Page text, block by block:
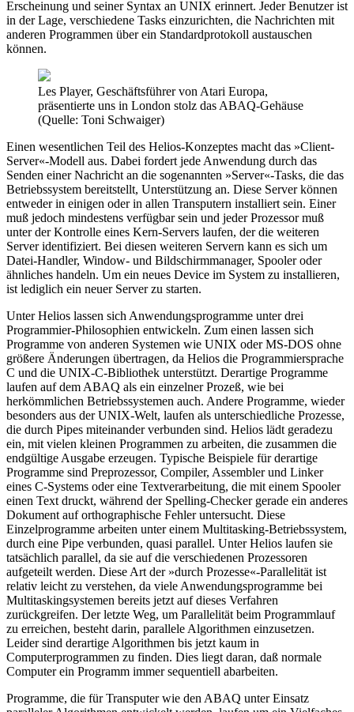
Erscheinung und seiner Syntax an UNIX erinnert. Jeder Benutzer ist
in der Lage, verschiedene Tasks einzurichten, die Nachrichten mit
anderen Programmen über ein Standardprotokoll austauschen
können.
Les Player, Geschäftsführer von Atari Europa,
präsentierte uns in London stolz das ABAQ-Gehäuse
(Quelle: Toni Schwaiger)
Einen wesentlichen Teil des Helios-Konzeptes macht das »Client-
Server«-Modell aus. Dabei fordert jede Anwendung durch das
Senden einer Nachricht an die sogenannten »Server«-Tasks, die das
Betriebssystem bereitstellt, Unterstützung an. Diese Server können
entweder in einigen oder in allen Transputern installiert sein. Einer
muß jedoch mindestens verfügbar sein und jeder Prozessor muß
unter der Kontrolle eines Kern-Servers laufen, der die weiteren
Server identifiziert. Bei diesen weiteren Servern kann es sich um
Datei-Handler, Window- und Bildschirmmanager, Spooler oder
ähnliches handeln. Um ein neues Device im System zu installieren,
ist lediglich ein neuer Server zu starten.
Unter Helios lassen sich Anwendungsprogramme unter drei
Programmier-Philosophien entwickeln. Zum einen lassen sich
Programme von anderen Systemen wie UNIX oder MS-DOS ohne
größere Änderungen übertragen, da Helios die Programmiersprache
C und die UNIX-C-Bibliothek unterstützt. Derartige Programme
laufen auf dem ABAQ als ein einzelner Prozeß, wie bei
herkömmlichen Betriebssystemen auch. Andere Programme, wieder
besonders aus der UNIX-Welt, laufen als unterschiedliche Prozesse,
die durch Pipes miteinander verbunden sind. Helios lädt geradezu
ein, mit vielen kleinen Programmen zu arbeiten, die zusammen die
endgültige Ausgabe erzeugen. Typische Beispiele für derartige
Programme sind Preprozessor, Compiler, Assembler und Linker
eines C-Systems oder eine Textverarbeitung, die mit einem Spooler
einen Text druckt, während der Spelling-Checker gerade ein anderes
Dokument auf orthographische Fehler untersucht. Diese
Einzelprogramme arbeiten unter einem Multitasking-Betriebssystem,
durch eine Pipe verbunden, quasi parallel. Unter Helios laufen sie
tatsächlich parallel, da sie auf die verschiedenen Prozessoren
aufgeteilt werden. Diese Art der »durch Prozesse«-Parallelität ist
relativ leicht zu verstehen, da viele Anwendungsprogramme bei
Multitaskingsystemen bereits jetzt auf dieses Verfahren
zurückgreifen. Der letzte Weg, um Parallelität beim Programmlauf
zu erreichen, besteht darin, parallele Algorithmen einzusetzen.
Leider sind derartige Algorithmen bis jetzt kaum in
Computerprogrammen zu finden. Dies liegt daran, daß normale
Computer ein Programm immer sequentiell abarbeiten.
Programme, die für Transputer wie den ABAQ unter Einsatz